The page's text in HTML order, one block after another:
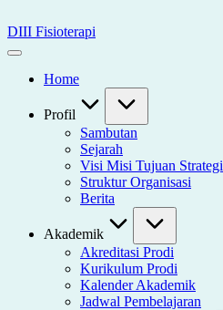
to
content
DIII Fisioterapi
Universitas
HusadaHome
Profil
Sambutan
Sejarah
Visi Misi Tujuan Strategi
Struktur Organisasi
Berita
Akademik
Akreditasi Prodi
Kurikulum Prodi
Kalender Akademik
Jadwal Pembelajaran